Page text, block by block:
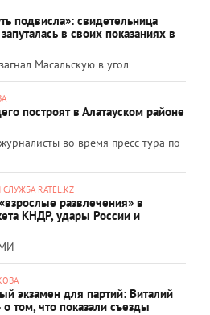
подвисла»: свидетельница
в своих показаниях в
Масальскую в угол
построят в Алатауском районе
во время пресс-тура по
RATEL.KZ
развлечения» в
КНДР, удары России и
экзамен для партий: Виталий
том, что показали съезды